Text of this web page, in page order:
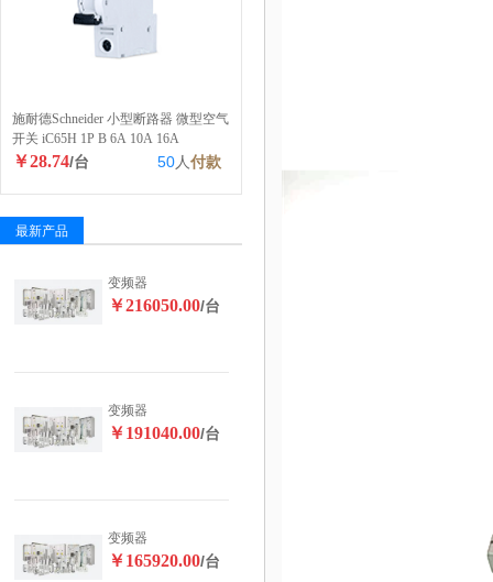
施耐德Schneider 小型断路器 微型空气
开关 iC65H 1P B 6A 10A 16A
￥28.74/台 50人付款
最新产品
变频器
￥216050.00/台
变频器
￥191040.00/台
变频器
￥165920.00/台